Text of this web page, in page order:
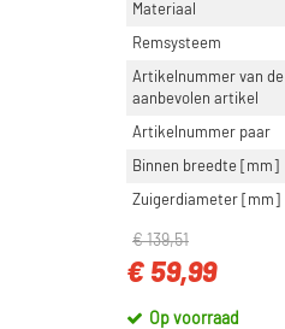
Materiaal
Remsysteem
Artikelnummer van de
aanbevolen artikel
Artikelnummer paar
Binnen breedte [mm]
Zuigerdiameter [mm]
€ 139,51
€ 59,99
Op voorraad